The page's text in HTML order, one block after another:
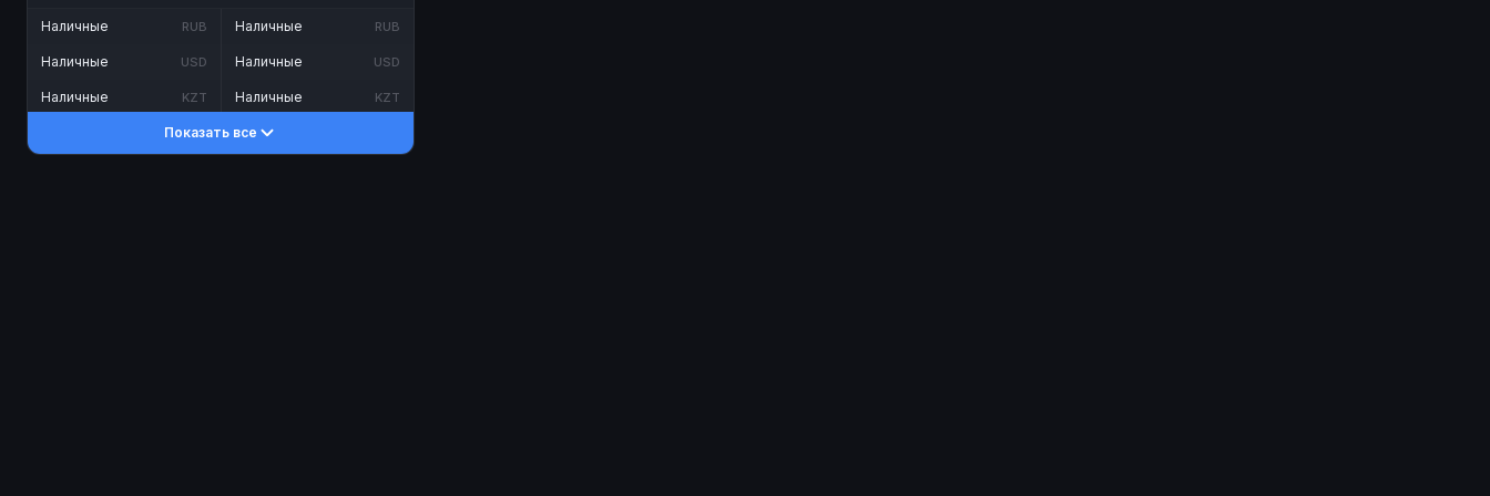
Наличные RUB
Наличные USD
Наличные KZT
Наличные RUB
Наличные USD
Наличные KZT
Показать все